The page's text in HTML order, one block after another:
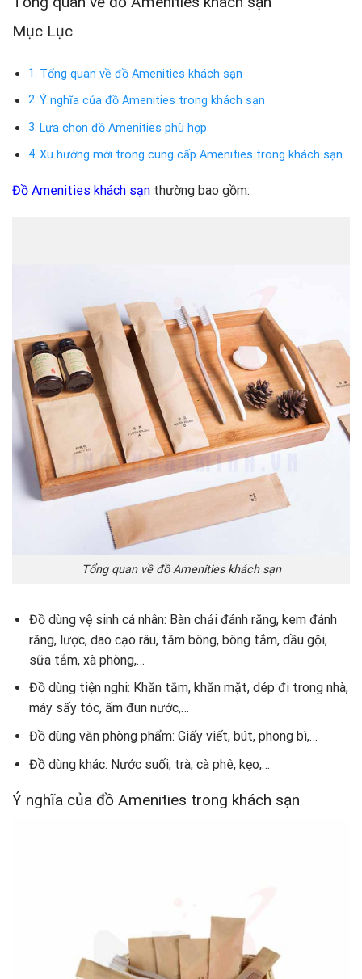
Mục Lục
Tổng quan về đồ Amenities khách sạn
Ý nghĩa của đồ Amenities trong khách sạn
Lựa chọn đồ Amenities phù hợp
Xu hướng mới trong cung cấp Amenities trong khách sạn
Đồ Amenities khách sạn thường bao gồm:
Tổng quan về đồ Amenities khách sạn
Đồ dùng vệ sinh cá nhân: Bàn chải đánh răng, kem đánh
răng, lược, dao cạo râu, tăm bông, bông tắm, dầu gội,
sữa tắm, xà phòng,…
Đồ dùng tiện nghi: Khăn tắm, khăn mặt, dép đi trong nhà,
máy sấy tóc, ấm đun nước,…
Đồ dùng văn phòng phẩm: Giấy viết, bút, phong bì,…
Đồ dùng khác: Nước suối, trà, cà phê, kẹo,…
Ý nghĩa của đồ Amenities trong khách sạn